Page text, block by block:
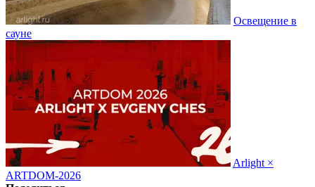
Освещение в
сауне
Arlight ×
ARTDOM-2026